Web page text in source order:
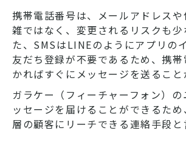
携帯電話番号は、メールアドレス
雑ではなく、変更されるリスクも少
た、SMSはLINEのようにアプリの
友だち登録が不要であるため、携
かればすぐにメッセージを送ること
ガラケー（フィーチャーフォン）の
ッセージを届けることができるた
層の顧客にリーチできる連絡手段と